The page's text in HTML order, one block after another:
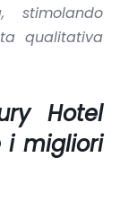
stimolando
qualitativa
Hotel
i migliori